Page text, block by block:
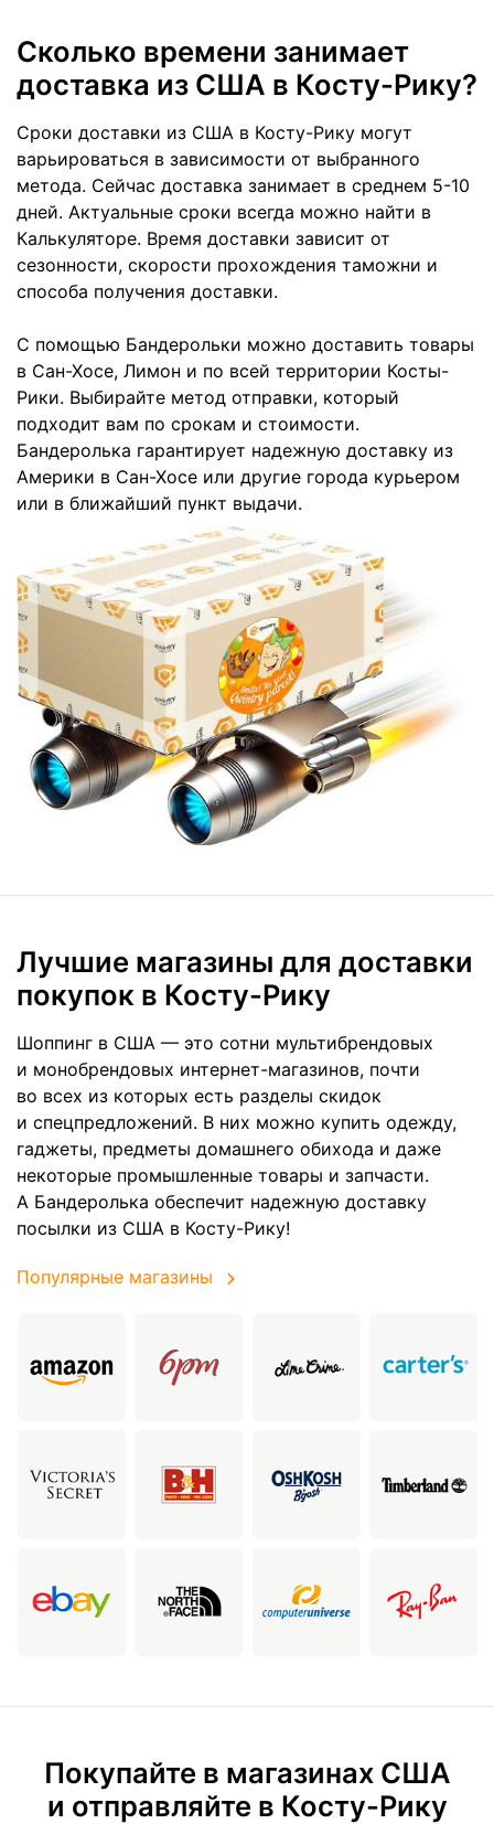
Сколько времени занимает
доставка из США в Косту-Рику?
Сроки доставки из США в Косту-Рику могут
варьироваться в зависимости от выбранного
метода. Сейчас доставка занимает в среднем 5-10
дней. Актуальные сроки всегда можно найти в
Калькуляторе. Время доставки зависит от
сезонности, скорости прохождения таможни и
способа получения доставки.
С помощью Бандерольки можно доставить товары
в Сан-Хосе, Лимон и по всей территории Косты-
Рики. Выбирайте метод отправки, который
подходит вам по срокам и стоимости.
Бандеролька гарантирует надежную доставку из
Америки в Сан-Хосе или другие города курьером
или в ближайший пункт выдачи.
Лучшие магазины для доставки
покупок в Косту-Рику
Шоппинг в США — это сотни мультибрендовых
и монобрендовых интернет-магазинов, почти
во всех из которых есть разделы скидок
и спецпредложений. В них можно купить одежду,
гаджеты, предметы домашнего обихода и даже
некоторые промышленные товары и запчасти.
А Бандеролька обеспечит надежную доставку
посылки из США в Косту-Рику!
Популярные магазины
Покупайте в магазинах США
и отправляйте в Косту-Рику